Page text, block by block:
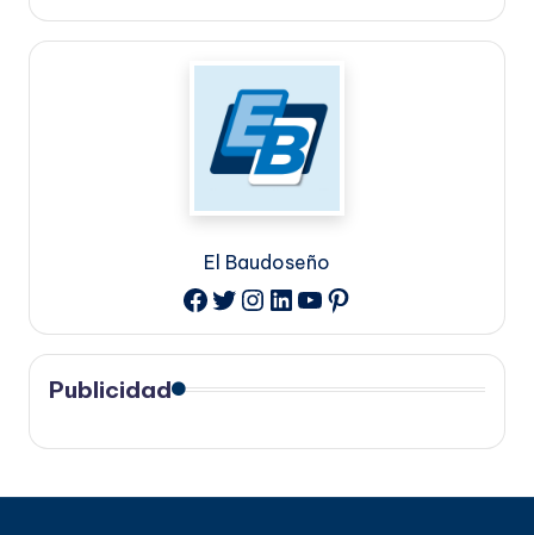
El Baudoseño
Facebook
Twitter
Instagram
LinkedIn
YouTube
Pinterest
Publicidad